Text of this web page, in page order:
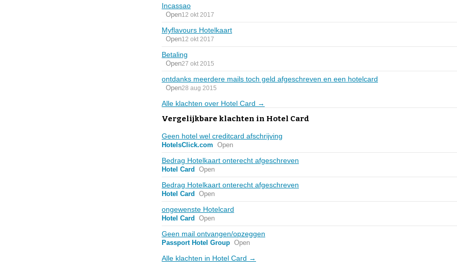
Incassao
Open12 okt 2017
Myflavours Hotelkaart
Open12 okt 2017
Betaling
Open27 okt 2015
ontdanks meerdere mails toch geld afgeschreven en een hotelcard
Open28 aug 2015
Alle klachten over Hotel Card →
Vergelijkbare klachten in Hotel Card
Geen hotel wel creditcard afschrijving
HotelsClick.com Open
Bedrag Hotelkaart onterecht afgeschreven
Hotel Card Open
Bedrag Hotelkaart onterecht afgeschreven
Hotel Card Open
ongewenste Hotelcard
Hotel Card Open
Geen mail ontvangen/opzeggen
Passport Hotel Group Open
Alle klachten in Hotel Card →